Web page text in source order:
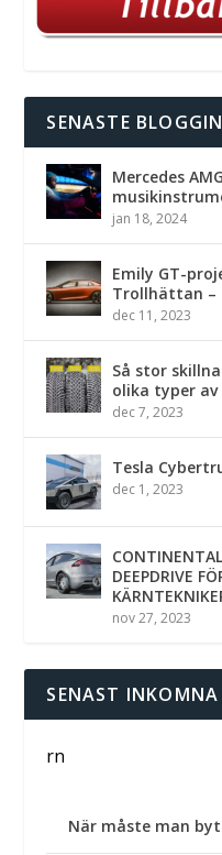
SENASTE
Mercedes
jan 18, 2024
Emily GT-
Trollhättan –
dec 11, 2023
Så stor
olika typer av
dec 7, 2023
Tesla
dec 1, 2023
DEEPDRIVE
nov 27, 2023
SENAST INKOMNA
rn
När måste man